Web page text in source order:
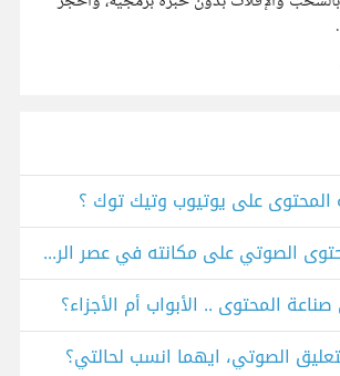
المحتوى على يوتيوب وتيك توك ؟
كيف يحافظ المحتوى الصوتي على مكانته في عصر الريلز والتيك توك؟
المحتوى .. الأبواب أم الأجزاء؟
الصوتي، ايهما انسب لحالتي؟